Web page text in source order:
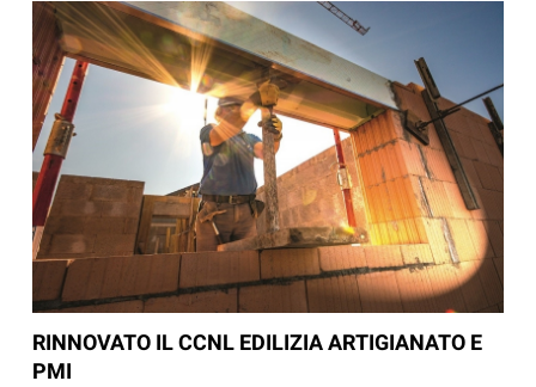
RINNOVATO IL CCNL EDILIZIA ARTIGIANATO E
PMI